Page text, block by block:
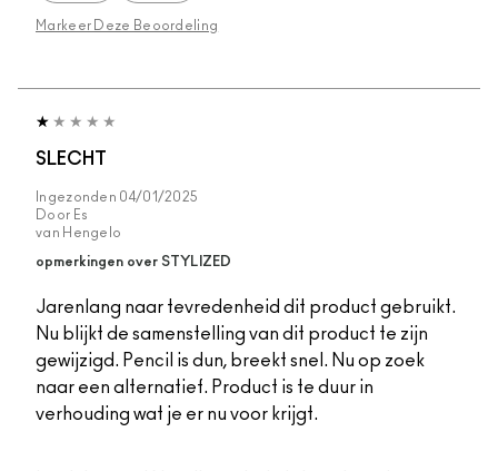
Markeer Deze Beoordeling
SLECHT
Ingezonden 04/01/2025
Door Es
van Hengelo
opmerkingen over STYLIZED
Jarenlang naar tevredenheid dit product gebruikt.
Nu blijkt de samenstelling van dit product te zijn
gewijzigd. Pencil is dun, breekt snel. Nu op zoek
naar een alternatief. Product is te duur in
verhouding wat je er nu voor krijgt.